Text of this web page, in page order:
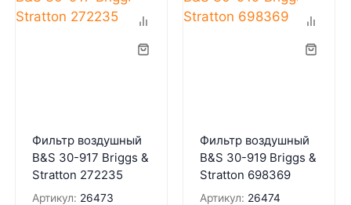
Фильтр воздушный
B&S 30-917 Briggs &
Stratton 272235
Артикул: 26473
Фильтр воздушный
B&S 30-919 Briggs &
Stratton 698369
Артикул: 26474